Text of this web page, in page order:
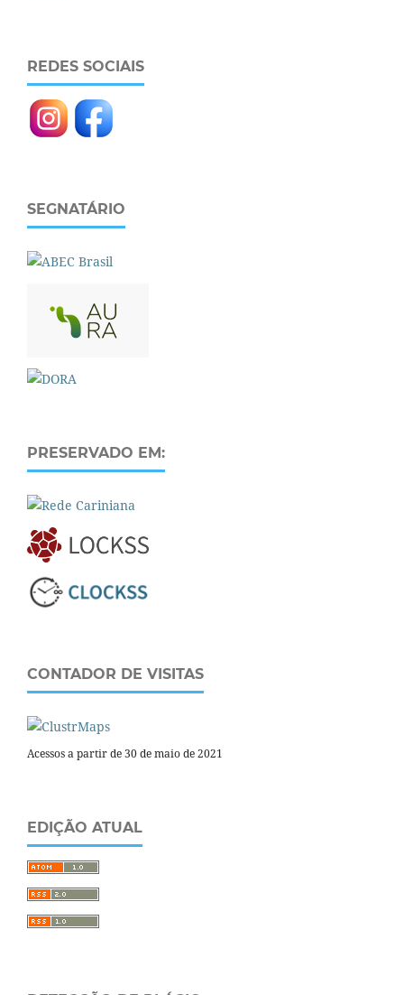
REDES SOCIAIS
SEGNATÁRIO
PRESERVADO EM:
CONTADOR DE VISITAS
Acessos a partir de 30 de maio de 2021
EDIÇÃO ATUAL